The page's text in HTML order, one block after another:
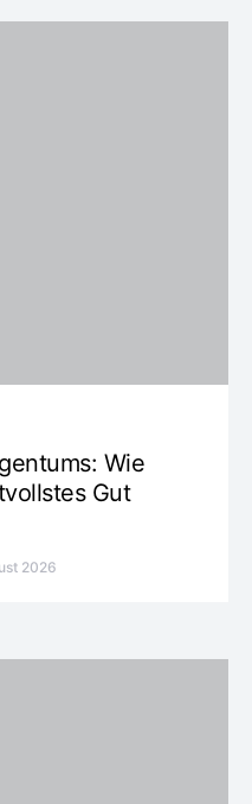
Wie
Gut
2026